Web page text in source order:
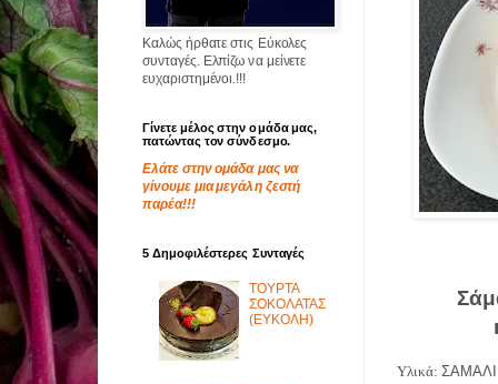
Υλικά:
Καλώς ήρθατε στις Εύκολες
συνταγές. Ελπίζω να μείνετε
ευχαριστημένοι.!!!
Γίνετε μέλος στην ομάδα μας,
πατώντας τον σύνδεσμο.
Ελάτε στην ομάδα μας να
γίνουμε μια μεγάλη ζεστή
παρέα!!!
5 Δημοφιλέστερες Συνταγές
ΤΟΥΡΤΑ
ΣΟΚΟΛΑΤΑΣ
(ΕΥΚΟΛΗ)